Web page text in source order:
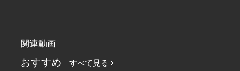
関連動画
おすすめ すべて見る